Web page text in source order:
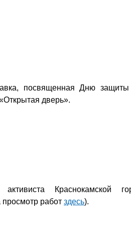
посвященная Дню защиты
дверь».
Краснокамской
работ здесь).